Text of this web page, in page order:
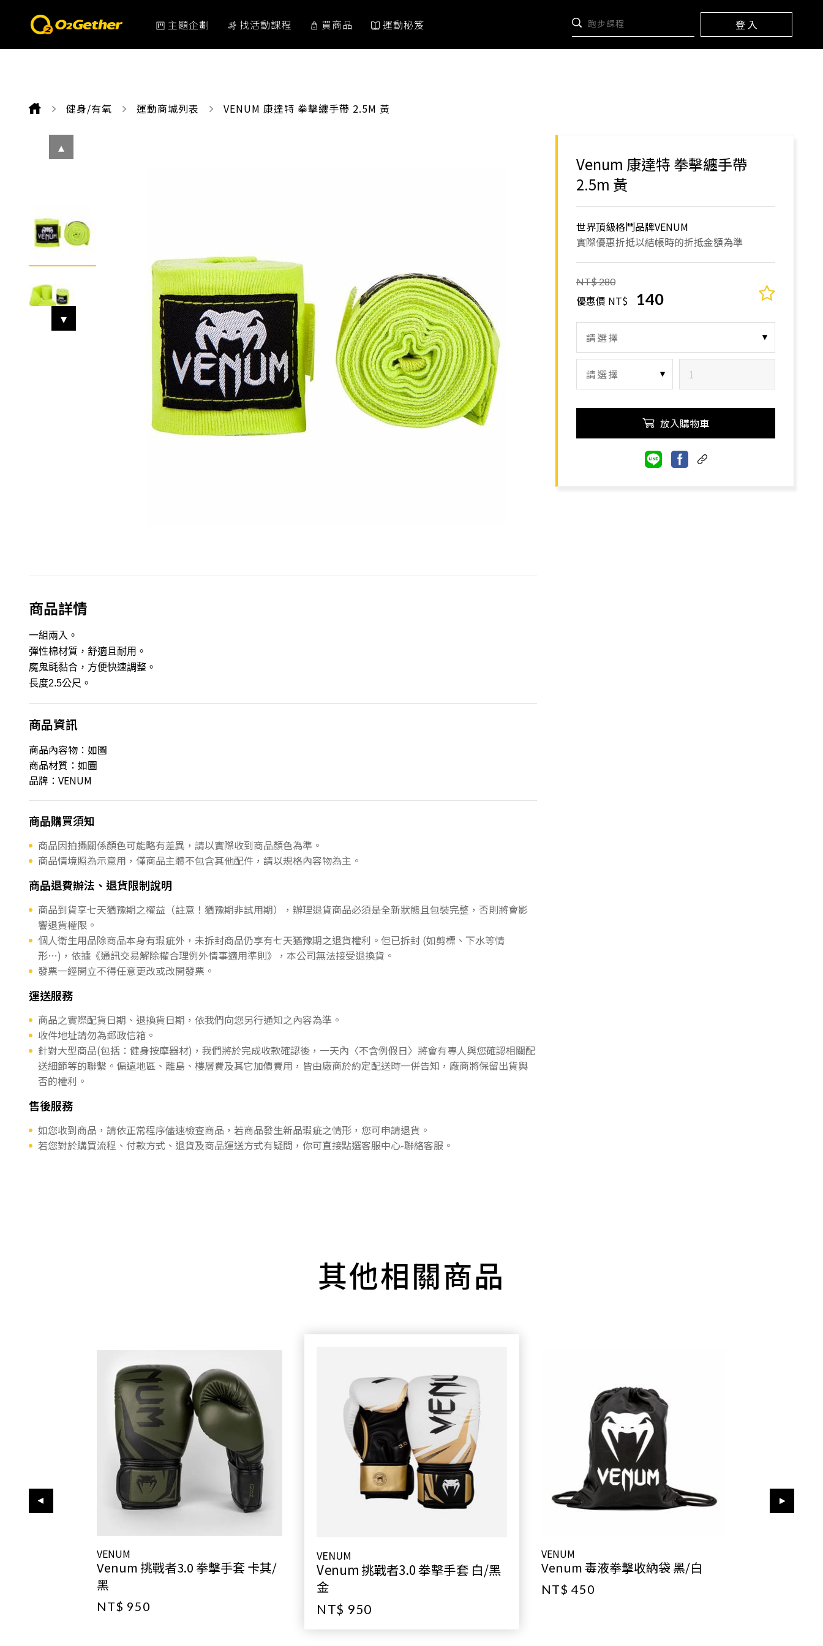
主題企劃 找活動課程 買商品 運動秘笈 登 入
健身/有氧 運動商城列表 CURRENT:
VENUM 康達特 拳擊纏手帶 2.5M 黃
商品詳情
一組兩入。
彈性棉材質，舒適且耐用。
魔鬼氈黏合，方便快速調整。
長度2.5公尺。
商品資訊
商品內容物：如圖
商品材質：如圖
品牌：VENUM
商品購買須知
商品因拍攝關係顏色可能略有差異，請以實際收到商品顏色為準。
商品情境照為示意用，僅商品主體不包含其他配件，請以規格內容物為主。
商品退費辦法、退貨限制說明
商品到貨享七天猶豫期之權益（註意！猶豫期非試用期），辦理退貨商品必須是全新狀態且包裝完整，否則將會影
響退貨權限。
個人衛生用品除商品本身有瑕疵外，未拆封商品仍享有七天猶豫期之退貨權利。但已拆封 (如剪標、下水等情
形…)，依據《通訊交易解除權合理例外情事適用準則》，本公司無法接受退換貨。
發票一經開立不得任意更改或改開發票。
運送服務
商品之實際配貨日期、退換貨日期，依我們向您另行通知之內容為準。
收件地址請勿為郵政信箱。
針對大型商品(包括：健身按摩器材)，我們將於完成收款確認後，一天內〈不含例假日〉將會有專人與您確認相關配
送細節等的聯繫。偏遠地區、離島、樓層費及其它加價費用，皆由廠商於約定配送時一併告知，廠商將保留出貨與
否的權利。
售後服務
如您收到商品，請依正常程序儘速檢查商品，若商品發生新品瑕疵之情形，您可申請退貨。
若您對於購買流程、付款方式、退貨及商品運送方式有疑問，你可直接點選客服中心-聯絡客服。
Venum 康達特 拳擊纏手帶
2.5m 黃
世界頂級格鬥品牌VENUM
實際優惠折抵以結帳時的折抵金額為準
NT$ 280
優惠價 NT$ 140
放入購物車
其他相關商品
VENUM
Venum 挑戰者3.0 拳擊手套 卡其/
黑
NT$ 950
VENUM
Venum 挑戰者3.0 拳擊手套 白/黑
金
NT$ 950
VENUM
Venum 毒液拳擊收納袋 黑/白
NT$ 450